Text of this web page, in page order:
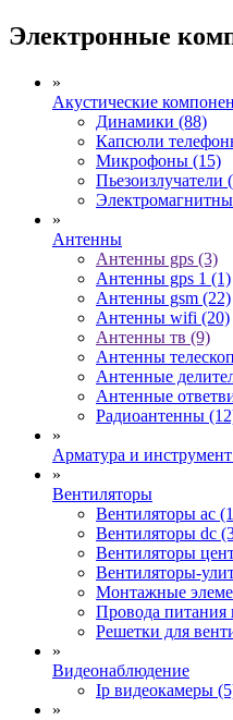
Электронные
»
Акустические
Динамики (88)
Капсюли
Микрофоны (15)
Пьезоизлучатели
»
Антенны
Антенны gps (3)
Антенны gps 1 (1)
Антенны gsm (22)
Антенны wifi (20)
Антенны тв (9)
Антенны
Антенные
Антенные
Радиоантенны
»
Арматура и
»
Вентиляторы
Вентиляторы ac
Вентиляторы dc
Вентиляторы
Вентиляторы-
Монтажные
Провода питания
Решетки для
»
Видеонаблюдение
Ip видеокамеры
»